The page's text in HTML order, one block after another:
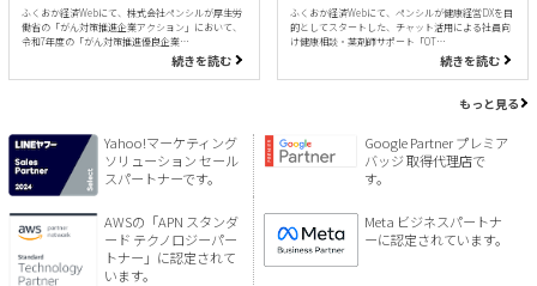
ふくおか経済Webにて、株式会社ペンシルが厚生労
働省の「がん対策推進企業アクション」において、
令和7年度の「がん対策推進優良企業…
続きを読む
ふくおか経済Webにて、ペンシルが健康経営DXを目
的としてスタートした、チャット活用による社員向
け健康相談・薬剤師サポート「OT…
続きを読む
もっと見る
Yahoo!マーケティング
ソリューション セール
スパートナーです。
Google Partner プレミア
バッジ 取得代理店で
す。
AWSの「APN スタンダ
ード テクノロジーパー
トナー」に認定されて
います。
Meta ビジネスパートナ
ーに認定されています。